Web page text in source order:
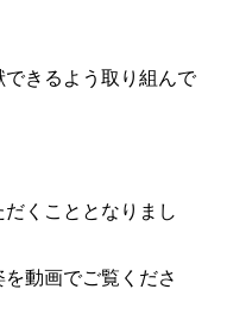
できるよう取り組んで
くこととなりまし
動画でご覧くださ